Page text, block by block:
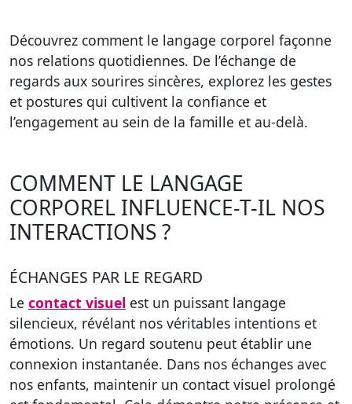
Découvrez comment le langage corporel façonne
nos relations quotidiennes. De l’échange de
regards aux sourires sincères, explorez les gestes
et postures qui cultivent la confiance et
l’engagement au sein de la famille et au-delà.
COMMENT LE LANGAGE
CORPOREL INFLUENCE-T-IL NOS
INTERACTIONS ?
ÉCHANGES PAR LE REGARD
Le contact visuel est un puissant langage
silencieux, révélant nos véritables intentions et
émotions. Un regard soutenu peut établir une
connexion instantanée. Dans nos échanges avec
nos enfants, maintenir un contact visuel prolongé